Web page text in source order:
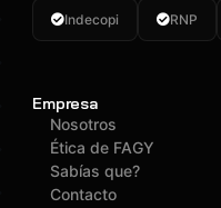
Indecopi RNP
Empresa
Nosotros
Ética de FAGY
Sabías que?
Contacto